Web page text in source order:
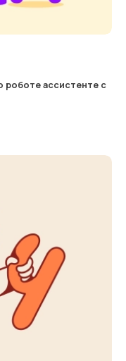
роботе ассистенте с